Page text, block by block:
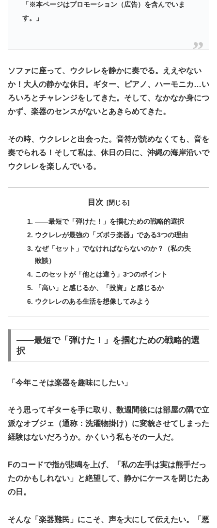
「※本ページはプロモーション（広告）を含んでいま
す。」
ソファに座って、ウクレレを静かに奏でる。ええやない
か！大人の静かな休日。ギター、ピアノ、ハーモニカ…い
ろいろとチャレンジをしてきた。そして、なかなか身につ
かず、楽器のセンスがないとあきらめてきた。
その時、ウクレレと出会った。音符が読めなくても、音を
奏でられる！そして私は、休日の日に、沖縄の海岸沿いで
ウクレレを楽しんでいる。
目次
​――最短で「弾けた！」を掴むための戦略的選択
​ウクレレが最強の「ズボラ楽器」である3つの理由
​なぜ「セット」でなければならないのか？（私の失
敗談）
​このセットが「他とは違う」3つのポイント
​「高い」と感じるか、「投資」と感じるか
​ウクレレのある生活を想像してみよう
​――最短で「弾けた！」を掴むための戦略的選
択
​「今年こそは楽器を趣味にしたい」
そう思ってギターを手に取り、数週間後には部屋の隅で立
派なオブジェ（通称：洗濯物掛け）に変貌させてしまった
経験はないだろうか。かくいう私もその一人だ。
Fのコードで指が悲鳴を上げ、「私の左手は実は熊手だっ
たのかもしれない」と絶望して、静かにケースを閉じたあ
の日。
​そんな「楽器難民」にこそ、声を大にして伝えたい。「悪